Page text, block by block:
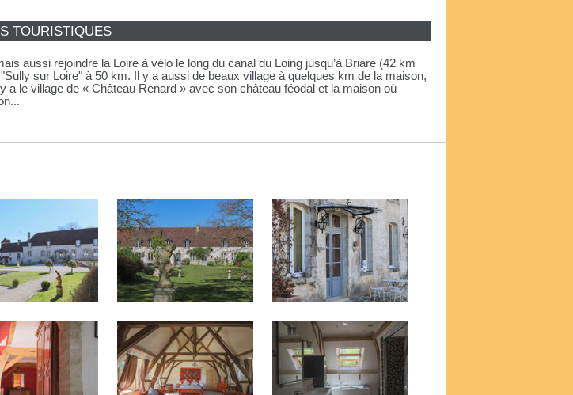
TOURISTIQUES
aussi rejoindre la Loire à vélo le long du canal du Loing jusqu’à Briare (42 km
sur Loire" à 50 km. Il y a aussi de beaux village à quelques km de la maison,
le village de « Château Renard » avec son château féodal et la maison où